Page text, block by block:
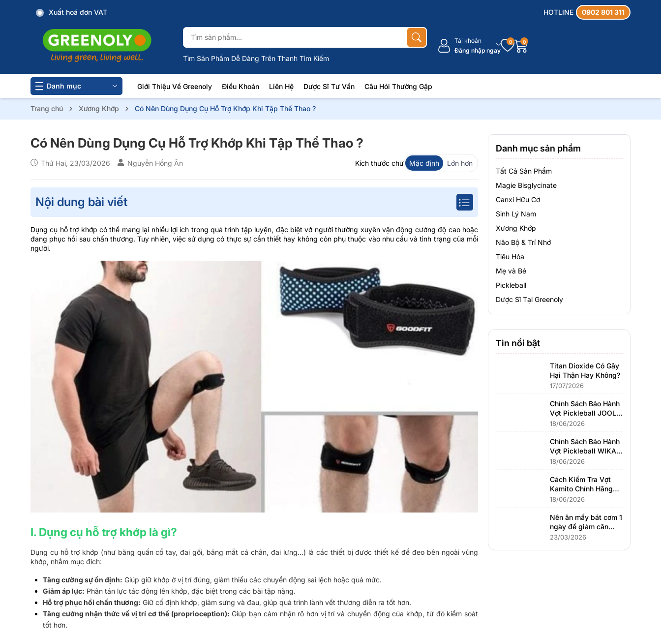
Xuất hoá đơn VAT HOTLINE 0902 801 311
Tìm Sản Phẩm Dễ Dàng Trên Thanh Tìm Kiếm
Tài khoản
Đăng nhập ngay
0 0
Danh mục Giới Thiệu Về Greenoly Điều Khoản Liên Hệ Dược Sĩ Tư Vấn Câu Hỏi Thường Gặp
Trang chủ Xương Khớp Có Nên Dùng Dụng Cụ Hỗ Trợ Khớp Khi Tập Thể Thao ?
Có Nên Dùng Dụng Cụ Hỗ Trợ Khớp Khi Tập Thể Thao ?
Thứ Hai, 23/03/2026 Nguyễn Hồng Ân Kích thước chữ Mặc định Lớn hơn
Nội dung bài viết
Dụng cụ hỗ trợ khớp có thể mang lại nhiều lợi ích trong quá trình tập luyện, đặc biệt vớ người thường xuyên vận động cường độ cao hoặc
đang phục hồi sau chấn thương. Tuy nhiên, việc sử dụng có thực sự cần thiết hay không còn phụ thuộc vào nhu cầu và tình trạng của mỗi
người.
I. Dụng cụ hỗ trợ khớp là gì?
Dụng cụ hỗ trợ khớp (như băng quấn cổ tay, đai gối, băng mắt cá chân, đai lưng...) là các thiết bị được thiết kế để đeo bên ngoài vùng
khớp, nhằm mục đích:
Tăng cường sự ổn định: Giúp giữ khớp ở vị trí đúng, giảm thiểu các chuyển động sai lệch hoặc quá mức.
Giảm áp lực: Phân tán lực tác động lên khớp, đặc biệt trong các bài tập nặng.
Hỗ trợ phục hồi chấn thương: Giữ cố định khớp, giảm sưng và đau, giúp quá trình lành vết thương diễn ra tốt hơn.
Tăng cường nhận thức về vị trí cơ thể (proprioception): Giúp bạn cảm nhận rõ hơn vị trí và chuyển động của khớp, từ đó kiểm soát
tốt hơn.
Danh mục sản phẩm
Tất Cả Sản Phẩm
Magie Bisglycinate
Canxi Hữu Cơ
Sinh Lý Nam
Xương Khớp
Não Bộ & Trí Nhớ
Tiêu Hóa
Mẹ và Bé
Pickleball
Dược Sĩ Tại Greenoly
Tin nổi bật
Titan Dioxide Có Gây
Hại Thận Hay Không?
17/07/2026
Chính Sách Bảo Hành
Vợt Pickleball JOOLA
Mới Nhất
18/06/2026
Chính Sách Bảo Hành
Vợt Pickleball WIKA
Mới Nhất
18/06/2026
Cách Kiểm Tra Vợt
Kamito Chính Hãng
Và Chính Sách Bảo
18/06/2026
Nên ăn mấy bát cơm 1
ngày để giảm cân
hiệu quả? Hướng dẫn
23/03/2026